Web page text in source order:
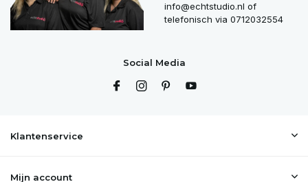
info@echtstudio.nl of
telefonisch via 0712032554
Social Media
Klantenservice
Mijn account